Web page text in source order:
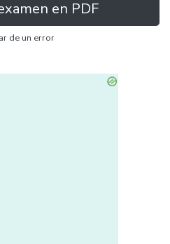
en PDF
de un error